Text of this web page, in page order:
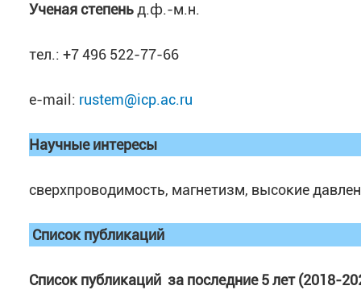
Ученая степеньд.ф.-м.н.
тел.: +7 496 522-77-66
e-mail: rustem@icp.ac.ru
Научные интересы
сверхпроводимость, магнетизм, высокие
Список публикаций
Список публикаций за последние 5 лет (2018-